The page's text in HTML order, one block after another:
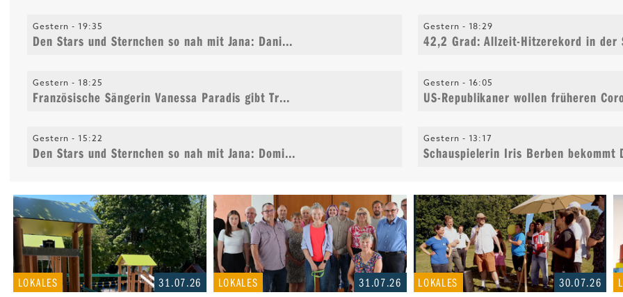
Gestern - 19:35
Den Stars und Sternchen so nah mit Jana: Dani...
Gestern - 18:29
42,2 Grad: Allzeit-Hitzerekord in der
Gestern - 18:25
Französische Sängerin Vanessa Paradis gibt Tr...
Gestern - 16:05
US-Republikaner wollen früheren
Gestern - 15:22
Den Stars und Sternchen so nah mit Jana: Domi...
Gestern - 13:17
Schauspielerin Iris Berben bekommt
LOKALES 31.07.26 LOKALES 31.07.26 LOKALES 30.07.26